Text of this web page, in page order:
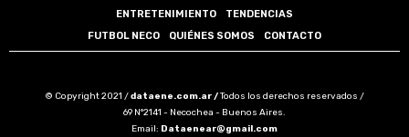
ENTRETENIMIENTO
TENDENCIAS
FUTBOL NECO
QUIÉNES SOMOS CONTACTO
© Copyright 2021 /dataene.com.ar /Todos los derechos reservados /
69 N°2141 - Necochea - Buenos Aires.
Email: Dataenear@gmail.com